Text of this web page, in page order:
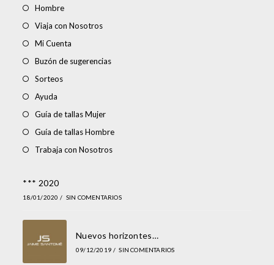
Hombre
Viaja con Nosotros
Mi Cuenta
Buzón de sugerencias
Sorteos
Ayuda
Guía de tallas Mujer
Guía de tallas Hombre
Trabaja con Nosotros
*** 2020
18/01/2020 / SIN COMENTARIOS
Nuevos horizontes…
09/12/2019 / SIN COMENTARIOS